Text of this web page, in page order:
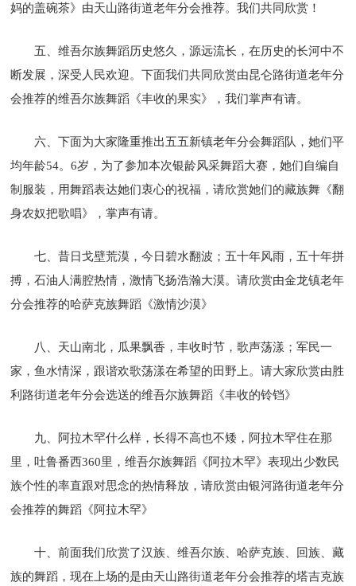
妈的盖碗茶》由天山路街道老年分会推荐。我们共同欣赏！
五、维吾尔族舞蹈历史悠久，源远流长，在历史的长河中不
断发展，深受人民欢迎。下面我们共同欣赏由昆仑路街道老年分
会推荐的维吾尔族舞蹈《丰收的果实》，我们掌声有请。
六、下面为大家隆重推出五五新镇老年分会舞蹈队，她们平
均年龄54。6岁，为了参加本次银龄风采舞蹈大赛，她们自编自
制服装，用舞蹈表达她们衷心的祝福，请欣赏她们的藏族舞《翻
身农奴把歌唱》，掌声有请。
七、昔日戈壁荒漠，今日碧水翻波；五十年风雨，五十年拼
搏，石油人满腔热情，激情飞扬浩瀚大漠。请欣赏由金龙镇老年
分会推荐的哈萨克族舞蹈《激情沙漠》
八、天山南北，瓜果飘香，丰收时节，歌声荡漾；军民一
家，鱼水情深，跟谐欢歌荡漾在希望的田野上。请大家欣赏由胜
利路街道老年分会选送的维吾尔族舞蹈《丰收的铃铛》
九、阿拉木罕什么样，长得不高也不矮，阿拉木罕住在那
里，吐鲁番西360里，维吾尔族舞蹈《阿拉木罕》表现出少数民
族个性的率直跟对思念的热情释放，请欣赏由银河路街道老年分
会推荐的舞蹈《阿拉木罕》
十、前面我们欣赏了汉族、维吾尔族、哈萨克族、回族、藏
族的舞蹈，现在上场的是由天山路街道老年分会推荐的塔吉克族